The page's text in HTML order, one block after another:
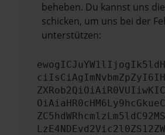
beheben. Du kannst uns
schicken, um uns bei der
unterstützen: